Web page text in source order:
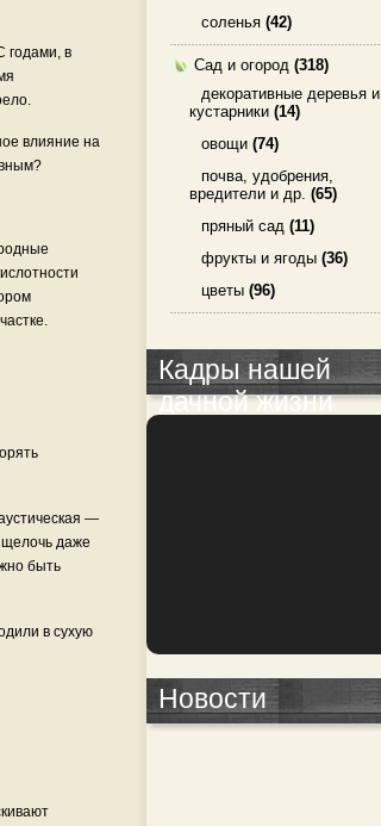
годами, в
влияние на
—
щелочь даже
быть
в сухую
соленья (42)
Сад и огород (318)
декоративные деревья и
кустарники (14)
овощи (74)
почва, удобрения,
вредители и др. (65)
пряный сад (11)
фрукты и ягоды (36)
цветы (96)
Кадры нашей
дачной жизни
Новости